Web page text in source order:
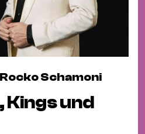
Schamoni
Kings und